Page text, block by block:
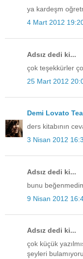
ya kardeşm
4 Mart 2012
Adsız dedi ki...
çok teşekkürler
25 Mart 2012
Demi Lovato
ders kitabının
3 Nisan 2012
Adsız dedi ki...
bunu
9 Nisan 2012
Adsız dedi ki...
çok küçük
şeyleri